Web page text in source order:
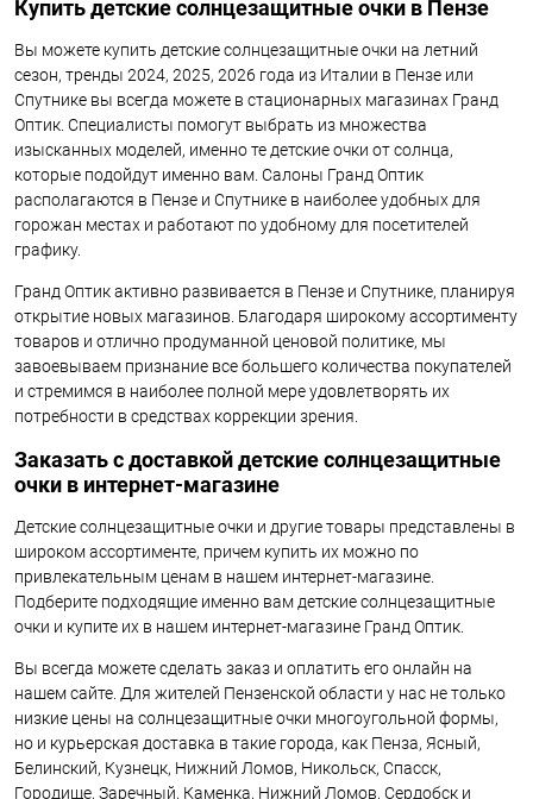
Купить детские солнцезащитные очки в Пензе
Вы можете купить детские солнцезащитные очки на летний
сезон, тренды 2024, 2025, 2026 года из Италии в Пензе или
Спутнике вы всегда можете в стационарных магазинах Гранд
Оптик. Специалисты помогут выбрать из множества
изысканных моделей, именно те детские очки от солнца,
которые подойдут именно вам. Салоны Гранд Оптик
располагаются в Пензе и Спутнике в наиболее удобных для
горожан местах и работают по удобному для посетителей
графику.
Гранд Оптик активно развивается в Пензе и Спутнике, планируя
открытие новых магазинов. Благодаря широкому ассортименту
товаров и отлично продуманной ценовой политике, мы
завоевываем признание все большего количества покупателей
и стремимся в наиболее полной мере удовлетворять их
потребности в средствах коррекции зрения.
Заказать с доставкой детские солнцезащитные
очки в интернет-магазине
Детские солнцезащитные очки и другие товары представлены в
широком ассортименте, причем купить их можно по
привлекательным ценам в нашем интернет-магазине.
Подберите подходящие именно вам детские солнцезащитные
очки и купите их в нашем интернет-магазине Гранд Оптик.
Вы всегда можете сделать заказ и оплатить его онлайн на
нашем сайте. Для жителей Пензенской области у нас не только
низкие цены на солнцезащитные очки многоугольной формы,
но и курьерская доставка в такие города, как Пенза, Ясный,
Белинский, Кузнецк, Нижний Ломов, Никольск, Спасск,
Городище, Заречный, Каменка, Нижний Ломов, Сердобск и